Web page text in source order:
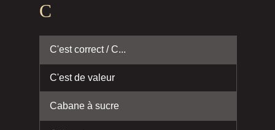
C
C'est correct / C...
C'est de valeur
Cabane à sucre